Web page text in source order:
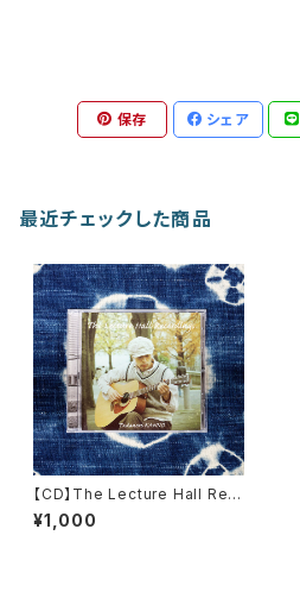
保存 シェア
最近チェックした商品
【CD】The Lecture Hall Rec
ordings / 菅野忠則
¥1,000